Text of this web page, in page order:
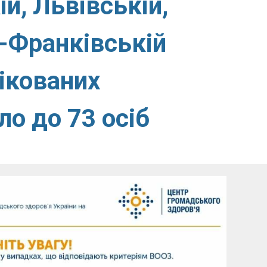
до 73 осіб